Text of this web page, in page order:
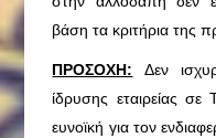
βάση τα κριτήρια της
ΠΡΟΣΟΧΗ: Δεν
ίδρυσης εταιρείας
ευνοϊκή για τον